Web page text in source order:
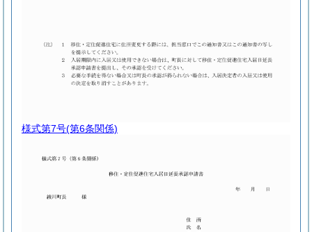
様式第7号(第6条関係)